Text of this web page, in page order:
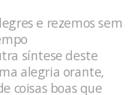
e rezemos sem
síntese deste
alegria orante,
coisas boas que